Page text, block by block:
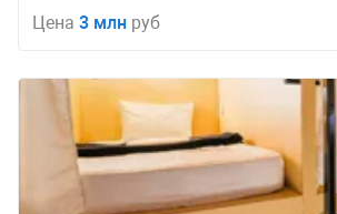
Цена 3 млн руб